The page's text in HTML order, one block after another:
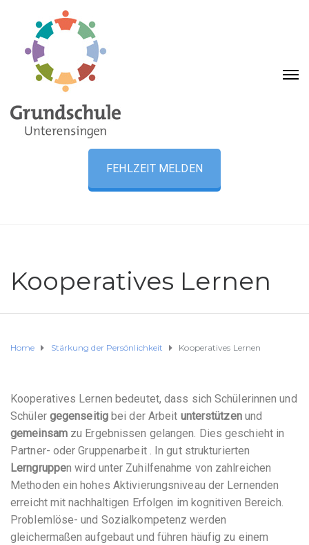
FEHLZEIT MELDEN
Kooperatives Lernen
Home Stärkung der Persönlichkeit Kooperatives Lernen
Kooperatives Lernen bedeutet, dass sich Schülerinnen und
Schüler gegenseitigbei der Arbeit unterstützenund
gemeinsamzu Ergebnissen gelangen. Dies geschieht in
Partner- oder Gruppenarbeit . In gut strukturierten
Lerngruppen wird unter Zuhilfenahme von zahlreichen
Methoden ein hohes Aktivierungsniveau der Lernenden
erreicht mit nachhaltigen Erfolgen im kognitiven Bereich.
Problemlöse- und Sozialkompetenz werden
gleichermaßen aufgebaut und führen häufig zu einem